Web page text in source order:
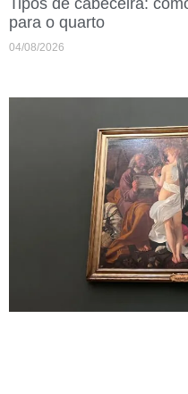
para o quarto
04/08/2026